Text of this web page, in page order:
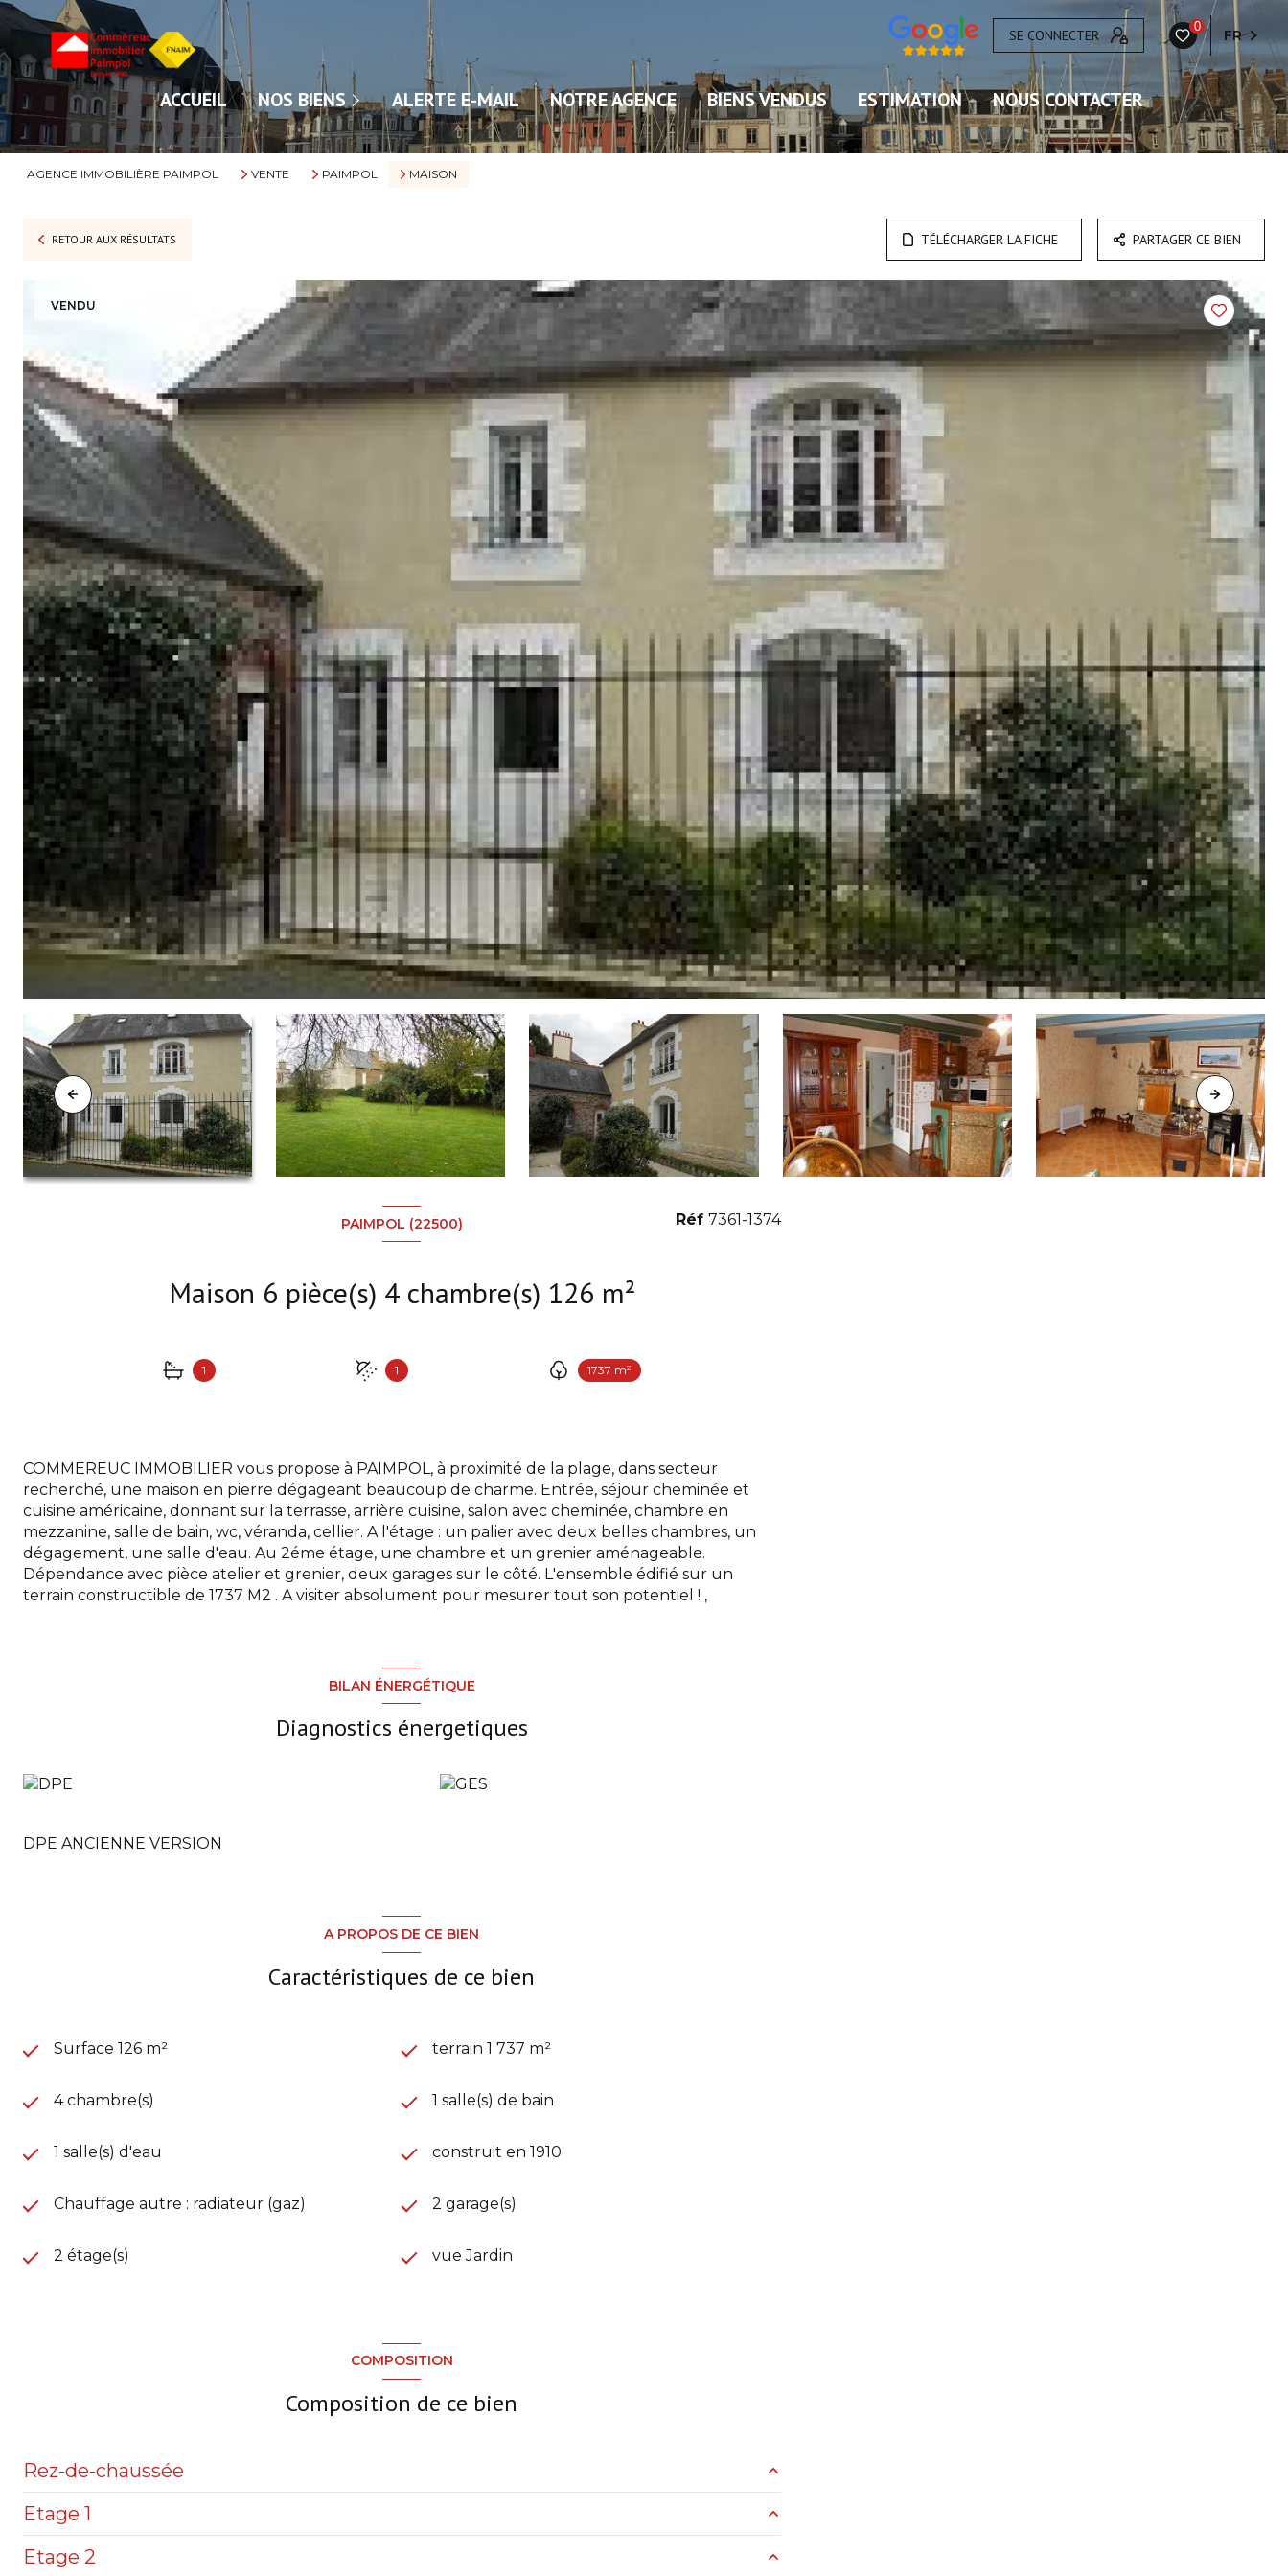
SE CONNECTER
0
FR
ACCUEIL NOS BIENS
NOS VENTES
NOS LOCATIONS
ALERTE E-MAIL NOTRE AGENCE BIENS VENDUS ESTIMATION NOUS CONTACTER
AGENCE IMMOBILIÈRE PAIMPOL VENTE PAIMPOL MAISON
RETOUR AUX RÉSULTATS TÉLÉCHARGER LA FICHE PARTAGER CE BIEN
VENDU
PAIMPOL (22500)
Maison 6 pièce(s) 4 chambre(s) 126 m²
1 1 1737 m²
Réf 7361-1374
COMMEREUC IMMOBILIER vous propose à PAIMPOL, à proximité de la plage, dans secteur
recherché, une maison en pierre dégageant beaucoup de charme. Entrée, séjour cheminée et
cuisine américaine, donnant sur la terrasse, arrière cuisine, salon avec cheminée, chambre en
mezzanine, salle de bain, wc, véranda, cellier. A l'étage : un palier avec deux belles chambres, un
dégagement, une salle d'eau. Au 2éme étage, une chambre et un grenier aménageable.
Dépendance avec pièce atelier et grenier, deux garages sur le côté. L'ensemble édifié sur un
terrain constructible de 1737 M2 . A visiter absolument pour mesurer tout son potentiel ! ,
BILAN ÉNERGÉTIQUE
Diagnostics énergetiques
DPE ANCIENNE VERSION
A PROPOS DE CE BIEN
Caractéristiques de ce bien
Surface 126 m² terrain 1 737 m²
4 chambre(s) 1 salle(s) de bain
1 salle(s) d'eau construit en 1910
Chauffage autre : radiateur (gaz) 2 garage(s)
2 étage(s) vue Jardin
COMPOSITION
Composition de ce bien
Rez-de-chaussée
Terrain
Garage
40 m²
Etage 1
Entrée
Etage 2